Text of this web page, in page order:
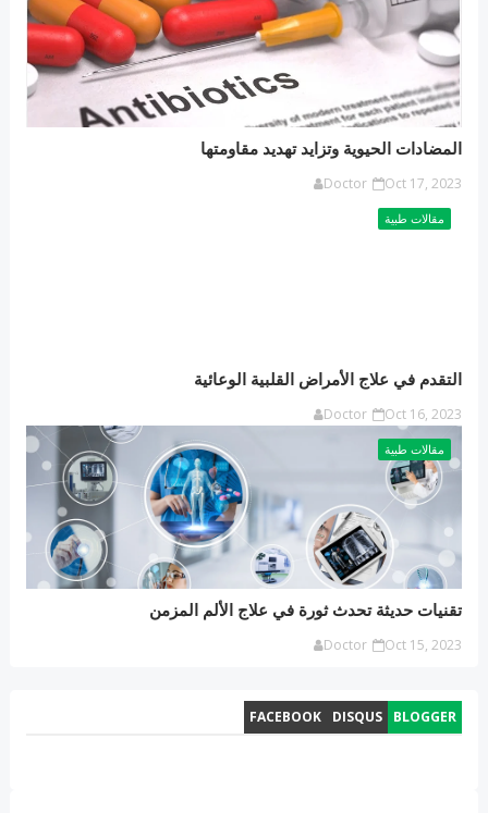
المضادات الحيوية وتزايد تهديد مقاومتها
Doctor Oct 17, 2023
مقالات طبية
التقدم في علاج الأمراض القلبية الوعائية
Doctor Oct 16, 2023
مقالات طبية
تقنيات حديثة تحدث ثورة في علاج الألم المزمن
Doctor Oct 15, 2023
BLOGGER
DISQUS
FACEBOOK